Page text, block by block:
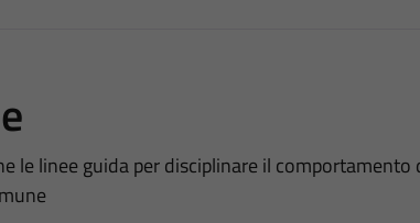
le linee guida per disciplinare il